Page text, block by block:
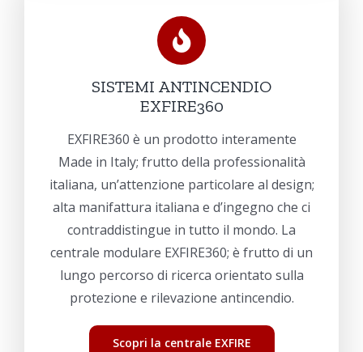
SISTEMI ANTINCENDIO
EXFIRE360
EXFIRE360 è un prodotto interamente
Made in Italy; frutto della professionalità
italiana, un’attenzione particolare al design;
alta manifattura italiana e d’ingegno che ci
contraddistingue in tutto il mondo. La
centrale modulare EXFIRE360; è frutto di un
lungo percorso di ricerca orientato sulla
protezione e rilevazione antincendio.
Scopri la centrale EXFIRE